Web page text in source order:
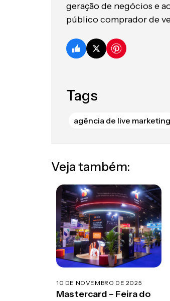
geração de negócios e
público comprador de
Tags
agência de live marketing
Veja também:
10 DE NOVEMBRO DE 2025
Mastercard – Feira do